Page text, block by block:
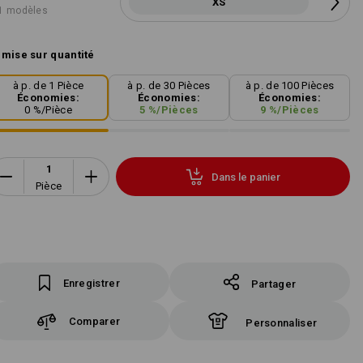
modèles
sur quantité
à p. de 1 Pièce
Économies:
0 %/Pièce
à p. de 30 Pièces
Économies:
5 %/Pièces
à p. de 100 Pièces
Économies:
9 %/Pièces
Pièce
Dans le panier
Enregistrer Partager
Comparer Personnaliser